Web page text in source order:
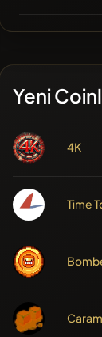
Yeni
4K
Time